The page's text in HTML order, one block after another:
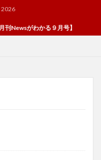
2026
がわかる９月号】